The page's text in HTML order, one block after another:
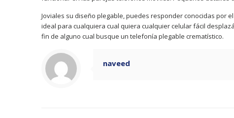
Joviales su diseño plegable, puedes responder conocidas por
ideal para cualquiera cual quiera cualquier celular fácil
fin de alguno cual busque un telefonía plegable crematístico.
naveed